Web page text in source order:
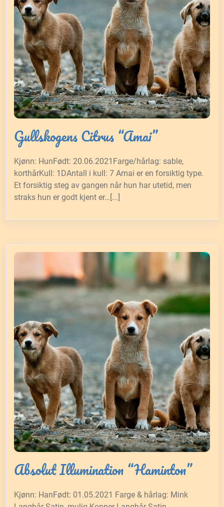
Gullskogens Citrus “Amai”
Kjønn: HunFødt: 20.06.2021Farge/hårlag: sable,
korthårKull: 1DAntall i kull: 7 Amai er en forsiktig type.
Et forsiktig steg av gangen når hun har utetid, men
straks hun er godt kjent er…[...]
Absolut Illumination “Haminton”
Kjønn: HanFødt: 01.05.2021 Farge & hårlag: Mink